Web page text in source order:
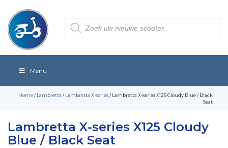
Producten
zoeken
Menu
Home/Lambretta /Lambretta X-series/ Lambretta X-series X125 Cloudy Blue / Black
Seat
Lambretta X-series X125 Cloudy
Blue / Black Seat